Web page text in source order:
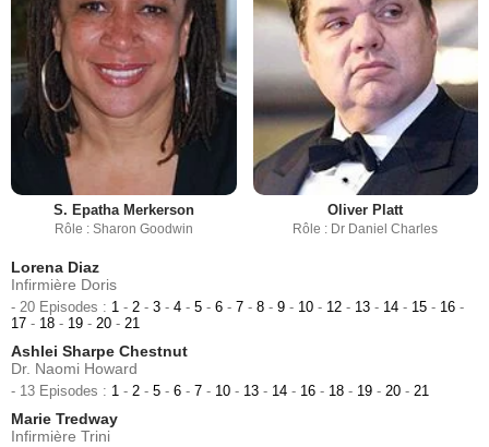
S. Epatha Merkerson
Rôle : Sharon Goodwin
Oliver Platt
Rôle : Dr Daniel Charles
Lorena Diaz
Infirmière Doris
- 20 Episodes : 1 - 2 - 3 - 4 - 5 - 6 - 7 - 8 - 9 - 10 - 12 - 13 - 14 - 15 - 16 -
17 - 18 - 19 - 20 - 21
Ashlei Sharpe Chestnut
Dr. Naomi Howard
- 13 Episodes : 1 - 2 - 5 - 6 - 7 - 10 - 13 - 14 - 16 - 18 - 19 - 20 - 21
Marie Tredway
Infirmière Trini